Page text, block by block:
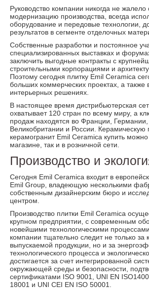
Руководство компании никогда не жалело
модернизацию производства, всегда
оборудование и передовые технологии,
результатов в сегменте отделочных
Собственные разработки и постоянное
специализированных выставках и
заключить выгодные контракты с
строительными корпорациями и
Поэтому сегодня плитку Emil Ceramica
больших коммерческих проектах, а также
интерьерных решениях.
В настоящее время дистрибьютерская
охватывает 120 стран по всему миру, а
продаж находятся во Франции, Германии,
Великобритании и России. Керамическую
керамогранит Emil Ceramica купить можно
магазине, так и в розничной сети.
Производство и
Сегодня Emil Ceramica входит в
Emil Group, владеющую несколькими
собственным дизайнерским бюро и
центром.
Производство плитки Emil Ceramica
крупном предприятии, с современным
новейшими технологическими
компании тщательно следит не только за
выпускаемой продукции, но и за
технологического процесса и
достигается за счет интегрированной
окружающей среды и безопасности,
сертификатами ISO 9001, UNI EN
18001 и UNI CEI EN ISO 50001.